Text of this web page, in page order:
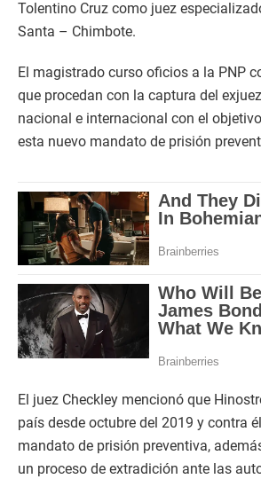
Tolentino Cruz como juez
Santa – Chimbote.
El magistrado curso oficios a la PNP
que procedan con la captura del
nacional e internacional con el
esta nuevo mandato de prisión
El juez Checkley mencionó que
país desde octubre del 2019 y contra
mandato de prisión preventiva,
un proceso de extradición ante las